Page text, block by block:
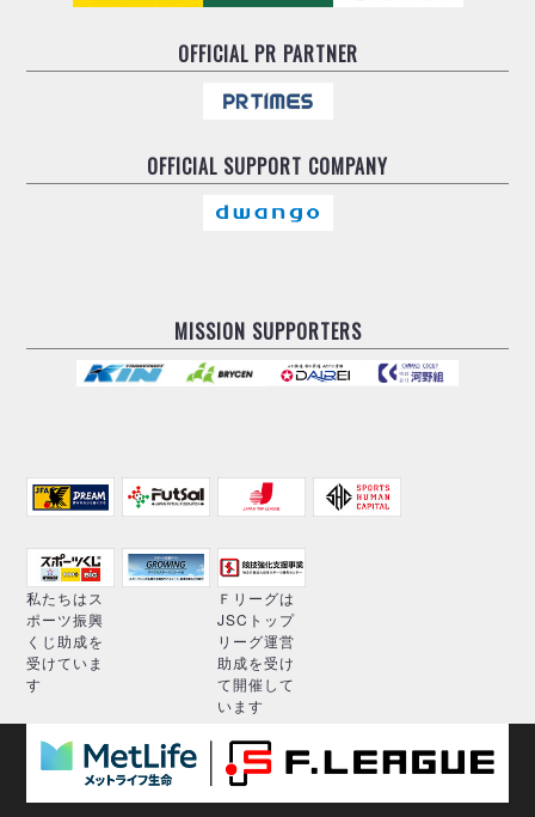
OFFICIALPR PARTNER
OFFICIAL SUPPORT COMPANY
MISSION SUPPORTERS
私たちはス
ポーツ振興
くじ助成を
受けていま
す
Ｆリーグは
JSCトップ
リーグ運営
助成を受け
て開催して
います